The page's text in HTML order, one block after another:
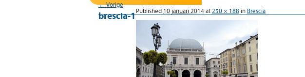
← Vorige
brescia-1Published 10 januari 2014at250 × 188 in Brescia